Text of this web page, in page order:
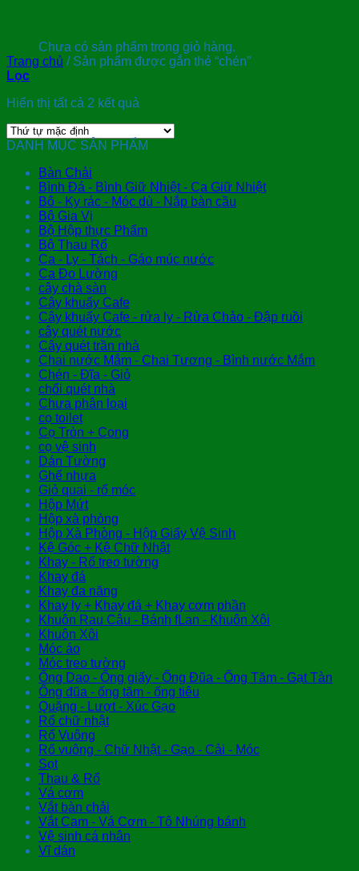
Chưa có sản phẩm trong giỏ hàng.
Trang chủ /Sản phẩm được gắn thẻ “chén”
Lọc
Hiển thị tất cả 2 kết quả
DANH MỤC SẢN PHẨM
Bàn Chải
Bình Đá - Bình Giữ Nhiệt - Ca Giữ Nhiệt
Bô - Ky rác - Móc dù - Nắp bàn cầu
Bộ Gia Vị
Bộ Hộp thực Phẩm
Bộ Thau Rổ
Ca - Ly - Tách - Gáo múc nước
Ca Đo Lường
cây chà sàn
Cây khuấy Cafe
Cây khuấy Cafe - rửa ly - Rửa Chảo - Đập ruồi
cây quét nước
Cây quét trần nhà
Chai nước Mắm - Chai Tương - Bình nước Mắm
Chén - Đĩa - Giỏ
chổi quét nhà
Chưa phân loại
cọ toilet
Cọ Tròn + Cong
cọ vệ sinh
Dán Tường
Ghế nhựa
Giỏ quai - rổ móc
Hộp Mứt
Hộp xà phòng
Hộp Xà Phòng - Hộp Giấy Vệ Sinh
Kệ Góc + Kệ Chữ Nhật
Khay - Rổ treo tường
Khay đá
Khay đa năng
Khay ly + Khay đá + Khay cơm phần
Khuôn Rau Câu - Bánh fLan - Khuôn Xôi
Khuôn Xôi
Móc áo
Móc treo tường
Ống Dao - Ống giấy - Ống Đũa - Ống Tăm - Gạt Tàn
Ống đũa - ống tăm - ống tiêu
Quặng - Lượt - Xúc Gạo
Rổ chữ nhật
Rổ Vuông
Rổ vuông - Chữ Nhật - Gạo - Cải - Móc
Sọt
Thau & Rổ
Vá cơm
Vắt bàn chải
Vắt Cam - Vá Cơm - Tô Nhúng bánh
Vệ sinh cá nhân
Vĩ dán